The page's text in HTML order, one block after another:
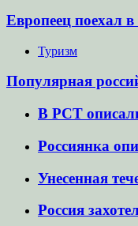
Европеец поехал
Туризм
Популярная
В РСТ
Россиянка
Унесенная
Россия